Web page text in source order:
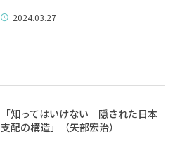
2024.03.27
「知ってはいけない 隠された日本
支配の構造」（矢部宏治）